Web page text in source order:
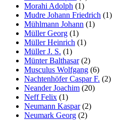
Morahi Adolph (1)
Mudre Johann Friedrich (1)
Mühlmann Johann (1)
Müller Georg (1)
Müller Heinrich (1)
Müller J. S. (1)
Münter Balthasar(2)
Musculus Wolfgang (6)
Nachtenhöfer Caspar F. (2)
Neander Joachim (20)
Neff Felix (1)
Neumann Kaspar(2)
Neumark Georg (2)